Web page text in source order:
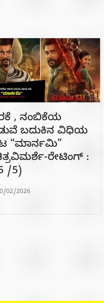
, ನಂಬಿಕೆಯ
ಬದುಕಿನ ವಿಧಿಯ
“ಮಾರ್ನಮಿ”
ರೇಟಿಂಗ್ :
/5)
02/2026